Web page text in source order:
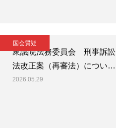
国会質疑
衆議院法務委員会 刑事訴訟
法改正案（再審法）につい…
2026.05.29